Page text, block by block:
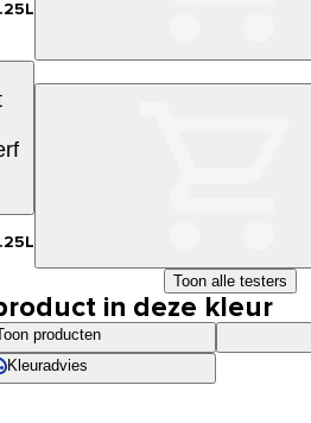
Toon alle testers
in deze kleur
producten
Kleuradvies